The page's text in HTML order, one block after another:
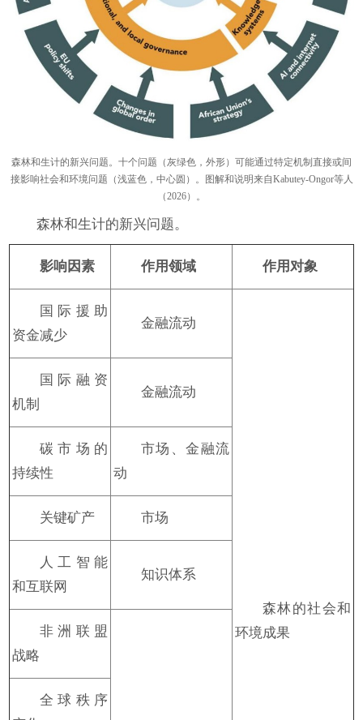
森林和生计的新兴问题。十个问题（灰绿色，外形）可能通过特定机制直接或间
接影响社会和环境问题（浅蓝色，中心圆）。图解和说明来自Kabutey-Ongor等人
（2026）。
森林和生计的新兴问题。
影响因素 作用领域 作用对象
国际援助
资金减少
金融流动
森林的社会和
环境成果
国际融资
机制
金融流动
碳市场的
持续性
市场、金融流
动
关键矿产 市场
人工智能
和互联网
知识体系
非洲联盟
战略
全球秩序